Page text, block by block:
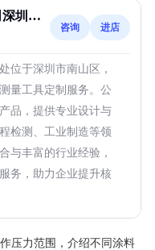
圳代
咨询 进店
位于深圳市南山区，
量工具定制服务。公
品，提供专业设计与
检测、工业制造等领
与丰富的行业经验，
务，助力企业提升核
压力范围，介绍不同涂料